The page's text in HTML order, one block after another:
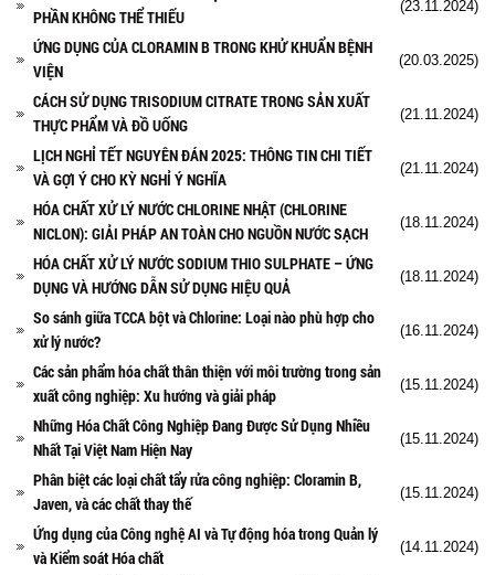
PHẦN KHÔNG THỂ THIẾU
(23.11.2024)
ỨNG DỤNG CỦA CLORAMIN B TRONG KHỬ KHUẨN BỆNH
VIỆN
(20.03.2025)
CÁCH SỬ DỤNG TRISODIUM CITRATE TRONG SẢN XUẤT
THỰC PHẨM VÀ ĐỒ UỐNG
(21.11.2024)
LỊCH NGHỈ TẾT NGUYÊN ĐÁN 2025: THÔNG TIN CHI TIẾT
VÀ GỢI Ý CHO KỲ NGHỈ Ý NGHĨA
(21.11.2024)
HÓA CHẤT XỬ LÝ NƯỚC CHLORINE NHẬT (CHLORINE
NICLON): GIẢI PHÁP AN TOÀN CHO NGUỒN NƯỚC SẠCH
(18.11.2024)
HÓA CHẤT XỬ LÝ NƯỚC SODIUM THIO SULPHATE – ỨNG
DỤNG VÀ HƯỚNG DẪN SỬ DỤNG HIỆU QUẢ
(18.11.2024)
So sánh giữa TCCA bột và Chlorine: Loại nào phù hợp cho
xử lý nước?
(16.11.2024)
Các sản phẩm hóa chất thân thiện với môi trường trong sản
xuất công nghiệp: Xu hướng và giải pháp
(15.11.2024)
Những Hóa Chất Công Nghiệp Đang Được Sử Dụng Nhiều
Nhất Tại Việt Nam Hiện Nay
(15.11.2024)
Phân biệt các loại chất tẩy rửa công nghiệp: Cloramin B,
Javen, và các chất thay thế
(15.11.2024)
Ứng dụng của Công nghệ AI và Tự động hóa trong Quản lý
và Kiểm soát Hóa chất
(14.11.2024)